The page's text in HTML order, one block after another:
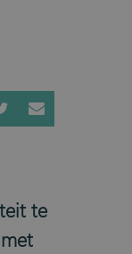
te